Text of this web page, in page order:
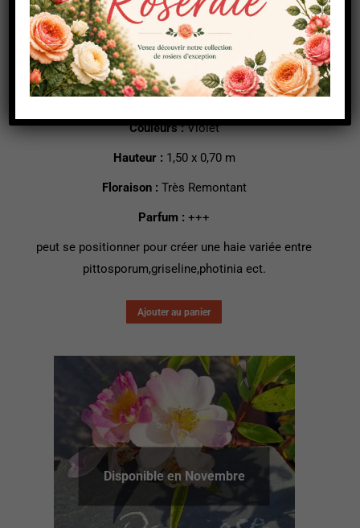
Purple lodge
16,90€ TTC
Couleurs :Violet
Hauteur : 1,50 x 0,70 m
Floraison : Très Remontant
Parfum : +++
peut se positionner pour créer une haie variée entre
pittosporum,griseline,photinia ect.
Ajouter au panier
Disponible en Novembre